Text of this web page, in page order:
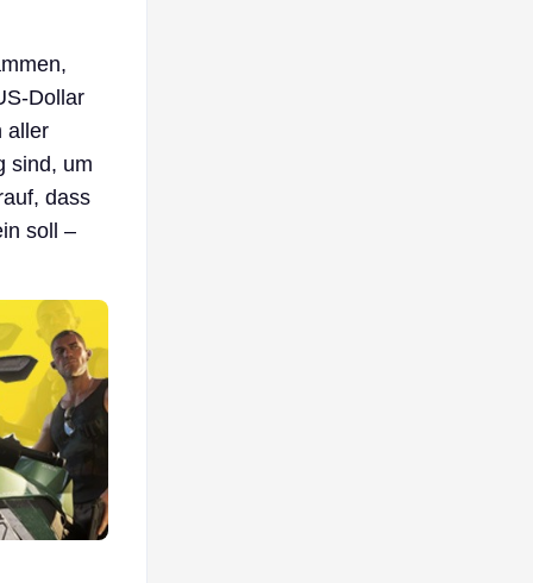
Dollar
aller
sind, um
dass
soll –